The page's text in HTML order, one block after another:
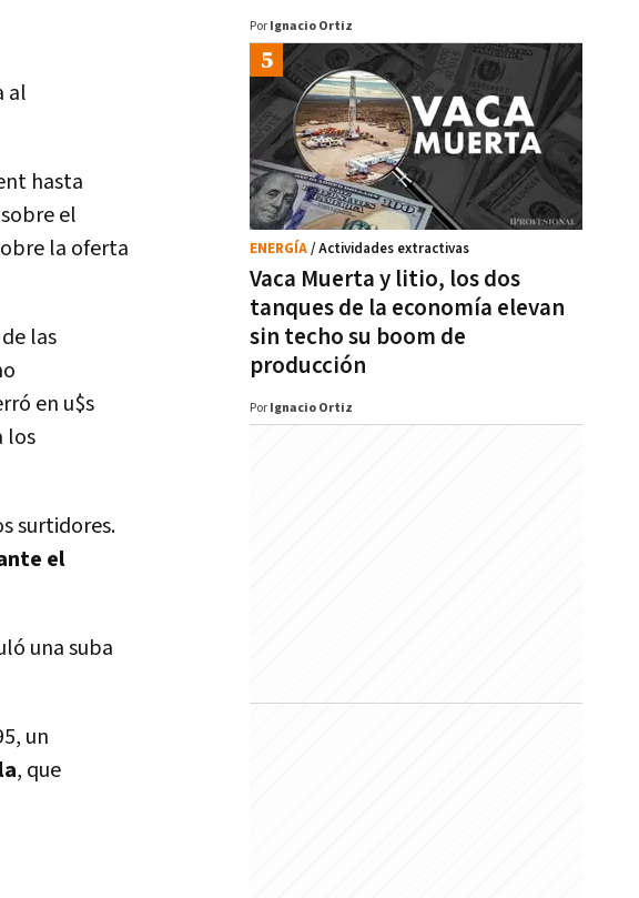
al
hasta
el
la oferta
las
en u$s
los
surtidores.
el
una suba
un
, que
Por Ignacio Ortiz
Vaca Muerta y litio, los dos
tanques de la economía elevan
sin techo su boom de
producción
ENERGÍA/ Actividades extractivas
Por Ignacio Ortiz